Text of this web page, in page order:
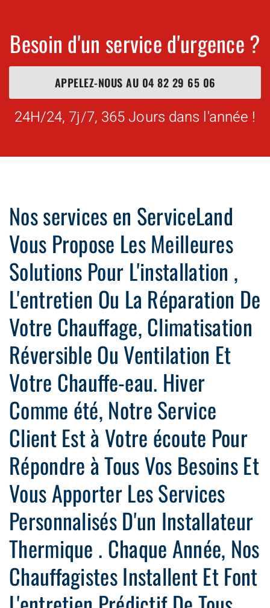
Besoin d'un service d'urgence ?
APPELEZ-NOUS AU 04 82 29 65 06
24H/24, 7j/7, 365 Jours dans l'année !
Nos services en ServiceLand
Vous Propose Les Meilleures
Solutions Pour L'installation ,
L'entretien Ou La Réparation De
Votre Chauffage, Climatisation
Réversible Ou Ventilation Et
Votre Chauffe-eau. Hiver
Comme été, Notre Service
Client Est à Votre écoute Pour
Répondre à Tous Vos Besoins Et
Vous Apporter Les Services
Personnalisés D'un Installateur
Thermique . Chaque Année, Nos
Chauffagistes Installent Et Font